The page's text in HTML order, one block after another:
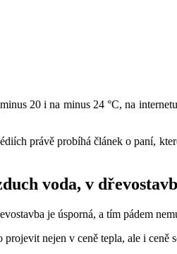
20 i na minus 24 °C, na
právě probíhá článek o paní,
voda, v
je úsporná, a tím pádem
nejen v ceně tepla, ale i ceně